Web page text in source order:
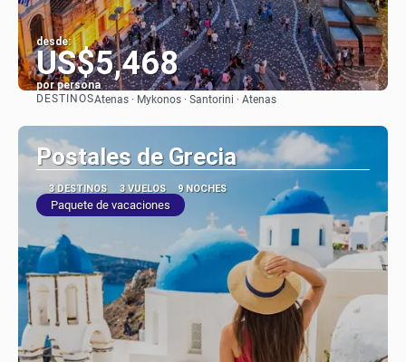
desde:
US$5,468
por persona
DESTINOSAtenas · Mykonos · Santorini · Atenas
Postales de Grecia
3 DESTINOS 3 VUELOS 9 NOCHES
Paquete de vacaciones